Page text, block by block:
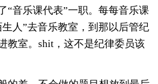
“音乐课代表”一职。每每音乐课
人”去音乐教室，到那以后管纪
教室。shit，这不是纪律委员该